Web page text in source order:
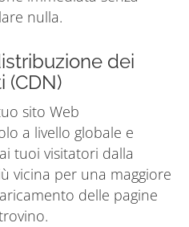
nulla.
dei
(CDN)
sito Web
a livello globale e
tuoi visitatori dalla
vicina per una maggiore
delle pagine